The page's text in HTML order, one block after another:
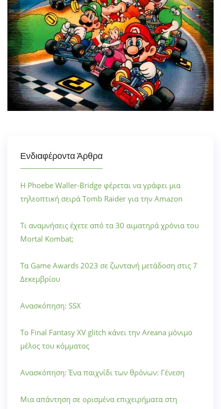
Ενδιαφέροντα Άρθρα
Η Phoebe Waller-Bridge φέρεται να γράφει μια
τηλεοπτική σειρά Tomb Raider για την Amazon
Τι αναμνήσεις έχετε από τα 30 αιματηρά χρόνια του
Mortal Kombat;
Τα Game Awards 2023 σε ζωντανή μετάδοση στις 7
Δεκεμβρίου
Ανασκόπηση: SSX
Το Final Fantasy XV glitch κάνει την Areana μόνιμο
μέλος του κόμματος
Ανασκόπηση: Ένα παιχνίδι των θρόνων: Γένεση
Μια απάντηση σε ορισμένα επιχειρήματα στη